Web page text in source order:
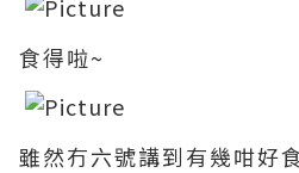
食得啦~
雖然冇六號講到有幾咁好